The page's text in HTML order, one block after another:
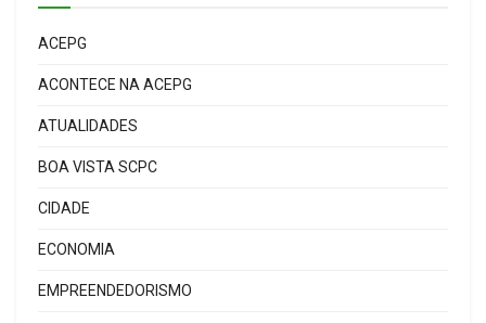
ACEPG
ACONTECE NA ACEPG
ATUALIDADES
BOA VISTA SCPC
CIDADE
ECONOMIA
EMPREENDEDORISMO